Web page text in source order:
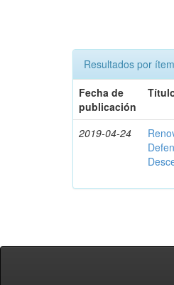
Resultados por
Fecha de
publicación
2019-04-24